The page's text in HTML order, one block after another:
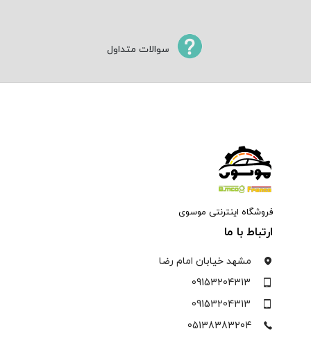
سوالات متداول
فروشگاه اینترنتی موسوی
ارتباط با ما
مشهد خیابان امام رضا
09153204313
09153204313
05138383204